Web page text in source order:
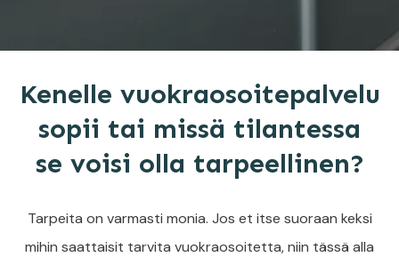
Kenelle vuokraosoitepalvelu
sopii tai missä tilantessa
se voisi olla tarpeellinen?
Tarpeita on varmasti monia. Jos et itse suoraan keksi
mihin saattaisit tarvita vuokraosoitetta, niin tässä alla